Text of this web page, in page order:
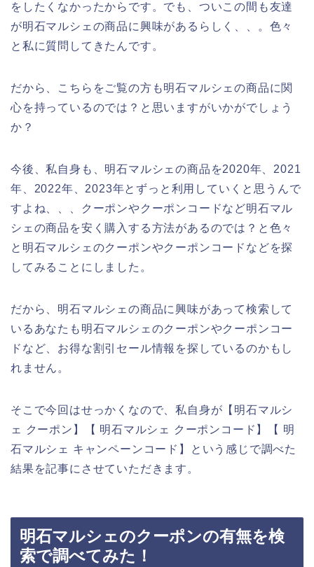
をしたくなかったからです。でも、ついこの間も友達
が明石マルシェの商品に興味があるらしく、、。色々
と私に質問してきたんです。
だから、こちらをご覧の方も明石マルシェの商品に関
心を持っているのでは？と思いますがいかがでしょう
か？
今後、私自身も、明石マルシェの商品を2020年、2021
年、2022年、2023年とずっと利用していくと思うんで
すよね、、、クーポンやクーポンコードなど明石マル
シェの商品を安く購入する方法があるのでは？と色々
と明石マルシェのクーポンやクーポンコードなどを探
してみることにしました。
だから、明石マルシェの商品に興味があって検索して
いるあなたも明石マルシェのクーポンやクーポンコー
ドなど、お得な割引セール情報を探しているのかもし
れません。
そこで今回はせっかくなので、私自身が【明石マルシ
ェ クーポン】【 明石マルシェ クーポンコード】【 明
石マルシェ キャンペーンコード】という感じで調べた
結果を記事にさせていただきます。
明石マルシェのクーポンの有無を検
索で調べてみた！